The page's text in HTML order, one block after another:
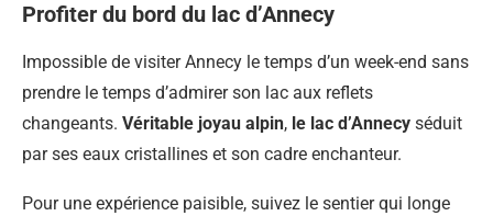
Profiter du bord du lac d’Annecy
Impossible de visiter Annecy le temps d’un week-end sans
prendre le temps d’admirer son lac aux reflets
changeants. Véritable joyau alpin, le lac d’Annecy séduit
par ses eaux cristallines et son cadre enchanteur.
Pour une expérience paisible, suivez le sentier qui longe